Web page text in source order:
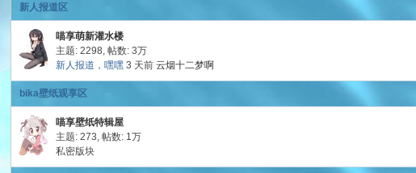
喵
新人报道区
喵享萌新灌水楼
主题: 2298,帖数:3万
新人报道，嘿嘿 3 天前 云烟十二梦啊
bika壁纸观享区
喵享壁纸特辑屋
主题: 273,帖数: 1万
私密版块